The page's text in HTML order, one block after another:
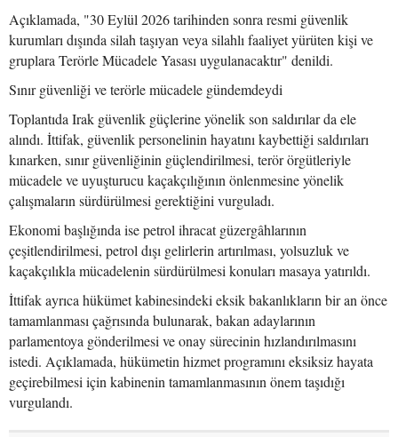
Açıklamada, "30 Eylül 2026 tarihinden sonra resmi güvenlik
kurumları dışında silah taşıyan veya silahlı faaliyet yürüten kişi ve
gruplara Terörle Mücadele Yasası uygulanacaktır" denildi.
Sınır güvenliği ve terörle mücadele gündemdeydi
Toplantıda Irak güvenlik güçlerine yönelik son saldırılar da ele
alındı. İttifak, güvenlik personelinin hayatını kaybettiği saldırıları
kınarken, sınır güvenliğinin güçlendirilmesi, terör örgütleriyle
mücadele ve uyuşturucu kaçakçılığının önlenmesine yönelik
çalışmaların sürdürülmesi gerektiğini vurguladı.
Ekonomi başlığında ise petrol ihracat güzergâhlarının
çeşitlendirilmesi, petrol dışı gelirlerin artırılması, yolsuzluk ve
kaçakçılıkla mücadelenin sürdürülmesi konuları masaya yatırıldı.
İttifak ayrıca hükümet kabinesindeki eksik bakanlıkların bir an önce
tamamlanması çağrısında bulunarak, bakan adaylarının
parlamentoya gönderilmesi ve onay sürecinin hızlandırılmasını
istedi. Açıklamada, hükümetin hizmet programını eksiksiz hayata
geçirebilmesi için kabinenin tamamlanmasının önem taşıdığı
vurgulandı.